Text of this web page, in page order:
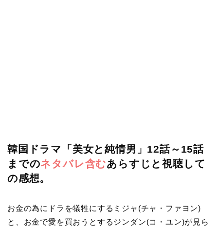
韓国ドラマ「美女と純情男」12話～15話
までのネタバレ含むあらすじと視聴して
の感想。
お金の為にドラを犠牲にするミジャ(チャ・ファヨン)
と、お金で愛を買おうとするジンダン(コ・ユン)が見ら